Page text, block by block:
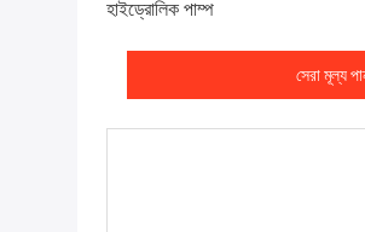
হাইড্রোলিক পাম্প
সেরা মূল্য